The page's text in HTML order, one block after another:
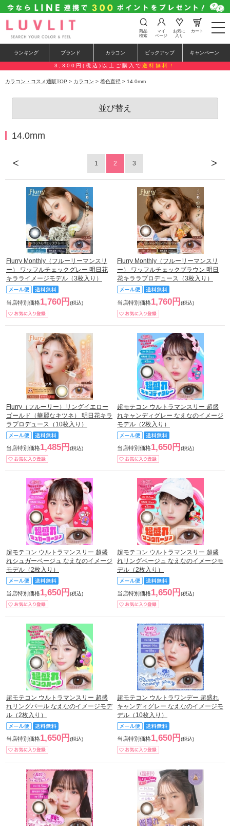
t
o
e
n
t
商品
検索
マイ
ページ
お気に
入り
カート
ランキング ブランド カラコン ピックアップ キャンペーン
3,300円(税込)以上ご購入で 送料無料！
カラコン・コスメ通販TOP > カラコン > 着色直径 > 14.0mm
並び替え
14.0mm
< >
1 2 3
Flurry Monthly（フルーリーマンスリ
ー） ワッフルチェックグレー 明日花
キラライメージモデル（3枚入り）
当店特別価格1,760円 (税込)
Flurry Monthly（フルーリーマンスリ
ー） ワッフルチェックブラウン 明日
花キララプロデュース（3枚入り）
当店特別価格1,760円 (税込)
Flurry（フルーリー）リングイエロー
ゴールド（華麗なキツネ） 明日花キラ
ラプロデュース（10枚入り）
当店特別価格1,485円 (税込)
超モテコン ウルトラマンスリー 超盛
れキャンディグレー なえなのイメージ
モデル（2枚入り）
当店特別価格1,650円 (税込)
超モテコン ウルトラマンスリー 超盛
れシュガーベージュ なえなのイメージ
モデル（2枚入り）
当店特別価格1,650円 (税込)
超モテコン ウルトラマンスリー 超盛
れリングベージュ なえなのイメージモ
デル（2枚入り）
当店特別価格1,650円 (税込)
超モテコン ウルトラマンスリー 超盛
れリングパール なえなのイメージモデ
ル（2枚入り）
当店特別価格1,650円 (税込)
超モテコン ウルトラワンデー 超盛れ
キャンディグレー なえなのイメージモ
デル（10枚入り）
当店特別価格1,650円 (税込)